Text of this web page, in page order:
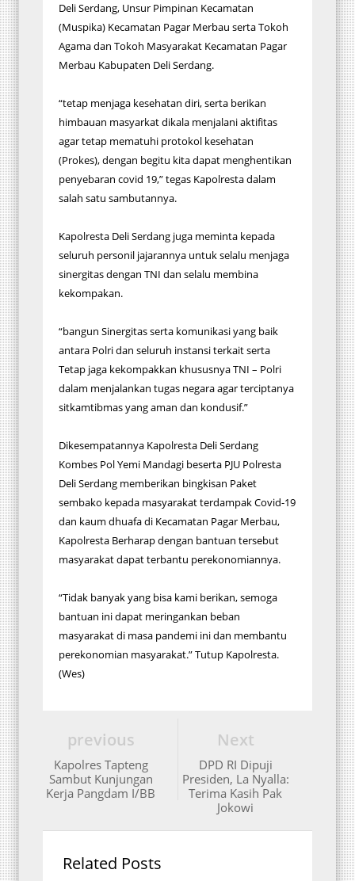
Deli Serdang, Unsur Pimpinan Kecamatan
(Muspika) Kecamatan Pagar Merbau serta Tokoh
Agama dan Tokoh Masyarakat Kecamatan Pagar
Merbau Kabupaten Deli Serdang.
“tetap menjaga kesehatan diri, serta berikan
himbauan masyarkat dikala menjalani aktifitas
agar tetap mematuhi protokol kesehatan
(Prokes), dengan begitu kita dapat menghentikan
penyebaran covid 19,” tegas Kapolresta dalam
salah satu sambutannya.
Kapolresta Deli Serdang juga meminta kepada
seluruh personil jajarannya untuk selalu menjaga
sinergitas dengan TNI dan selalu membina
kekompakan.
“bangun Sinergitas serta komunikasi yang baik
antara Polri dan seluruh instansi terkait serta
Tetap jaga kekompakkan khususnya TNI – Polri
dalam menjalankan tugas negara agar terciptanya
sitkamtibmas yang aman dan kondusif.”
Dikesempatannya Kapolresta Deli Serdang
Kombes Pol Yemi Mandagi beserta PJU Polresta
Deli Serdang memberikan bingkisan Paket
sembako kepada masyarakat terdampak Covid-19
dan kaum dhuafa di Kecamatan Pagar Merbau,
Kapolresta Berharap dengan bantuan tersebut
masyarakat dapat terbantu perekonomiannya.
“Tidak banyak yang bisa kami berikan, semoga
bantuan ini dapat meringankan beban
masyarakat di masa pandemi ini dan membantu
perekonomian masyarakat.” Tutup Kapolresta.
(Wes)
Next
DPD RI Dipuji
Presiden, La Nyalla:
Terima Kasih Pak
Jokowi
previous
Kapolres Tapteng
Sambut Kunjungan
Kerja Pangdam I/BB
Related Posts